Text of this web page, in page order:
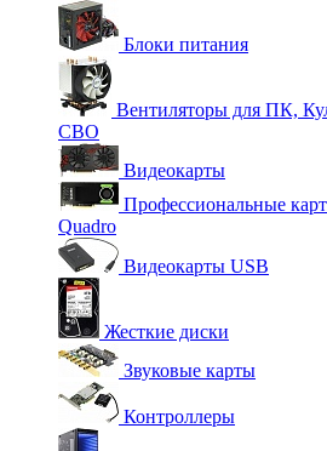
Блоки питания
Вентиляторы для ПК,
СВО
Видеокарты
Профессиональные
Quadro
Видеокарты USB
Жесткие диски
Звуковые карты
Контроллеры